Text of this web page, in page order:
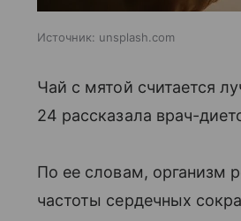
Источник: unsplash.com
Чай с мятой считается
24 рассказала врач-
По ее словам, организм
частоты сердечных